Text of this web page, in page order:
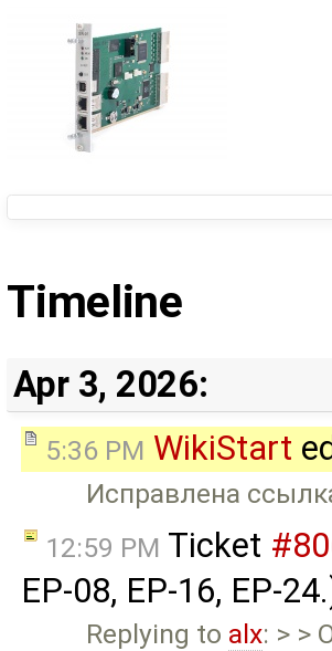
Timeline
Apr 3, 2026:
5:36 PM WikiStart
Исправлена
12:59 PM Ticket
EP-08, EP-16, EP-
Replying to alx: > >